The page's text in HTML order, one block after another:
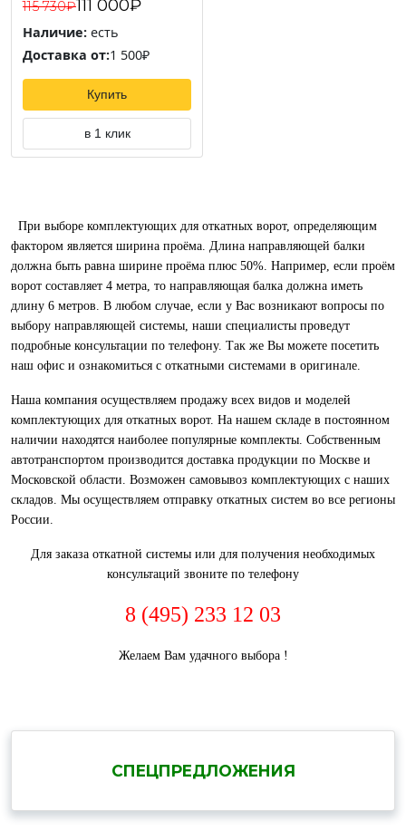
СПЕЦПРЕДЛОЖЕНИЯ
115 730₽111 000₽
Наличие: есть
Доставка от:1 500₽
Купить
в 1 клик
При выборе комплектующих для откатных ворот, определяющим
фактором является ширина проёма. Длина направляющей балки
должна быть равна ширине проёма плюс 50%. Например, если проём
ворот составляет 4 метра, то направляющая балка должна иметь
длину 6 метров. В любом случае, если у Вас возникают вопросы по
выбору направляющей системы, наши специалисты проведут
подробные консультации по телефону. Так же Вы можете посетить
наш офис и ознакомиться с откатными системами в оригинале.
Наша компания осуществляем продажу всех видов и моделей
комплектующих для откатных ворот. На нашем складе в постоянном
наличии находятся наиболее популярные комплекты. Собственным
автотранспортом производится доставка продукции по Москве и
Московской области. Возможен самовывоз комплектующих с наших
складов. Мы осуществляем отправку откатных систем во все регионы
России.
Для заказа откатной системы или для получения необходимых
консультаций звоните по телефону
8 (495) 233 12 03
Желаем Вам удачного выбора !